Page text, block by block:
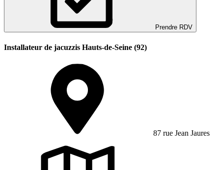
Prendre RDV
Installateur de jacuzzis Hauts-de-Seine (92)
87 rue Jean Jaures